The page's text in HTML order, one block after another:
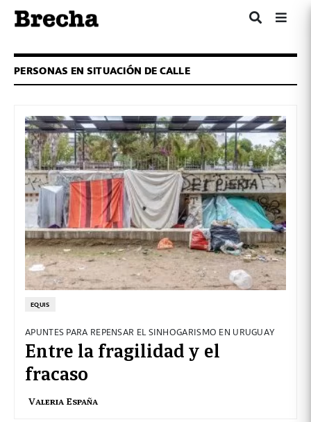
PERSONAS EN SITUACIÓN DE CALLE
EQUIS
APUNTES PARA REPENSAR EL SINHOGARISMO EN URUGUAY
Entre la fragilidad y el
fracaso
Valeria España